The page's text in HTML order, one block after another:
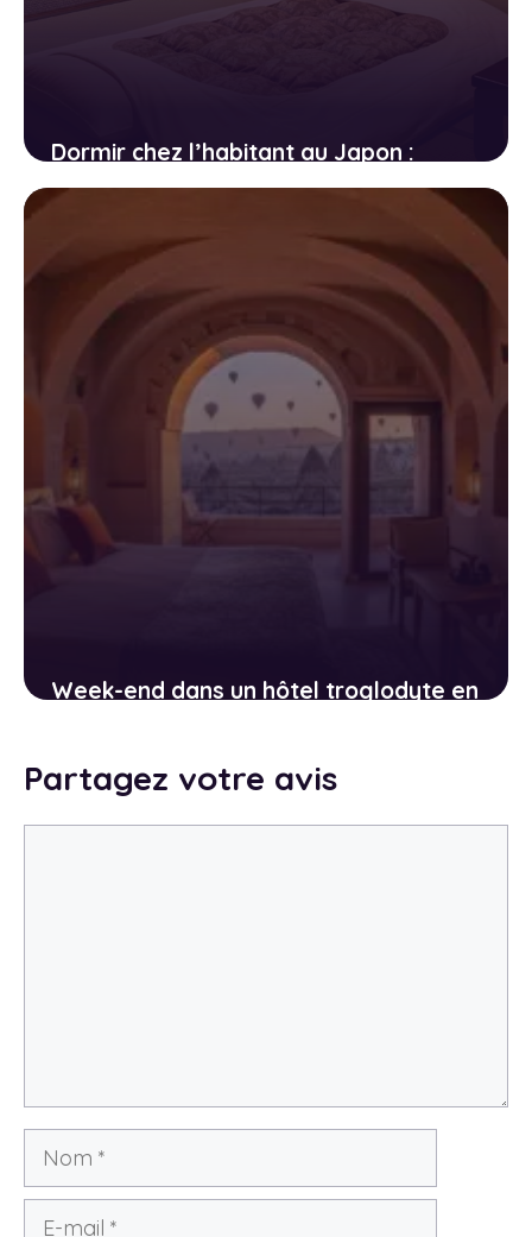
Dormir chez l’habitant au Japon :
ryokan, minshuku et temples
11 avril 2026
Week-end dans un hôtel troglodyte en
temps
11 avril 2026
Partagez votre avis
Nom